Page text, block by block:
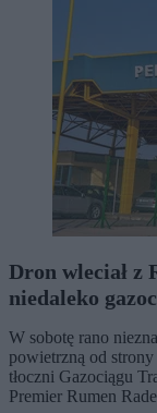
Dron wleciał z
niedaleko
W sobotę rano
powietrzną od
tłoczni Gazociągu
Premier Rumen